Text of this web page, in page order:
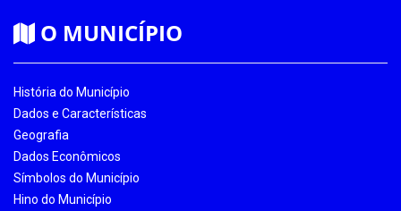
O MUNICÍPIO
História do Município
Dados e Características
Geografia
Dados Econômicos
Símbolos do Município
Hino do Município